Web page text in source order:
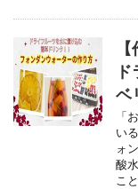
ベ
「
い
ォ
酸
こ